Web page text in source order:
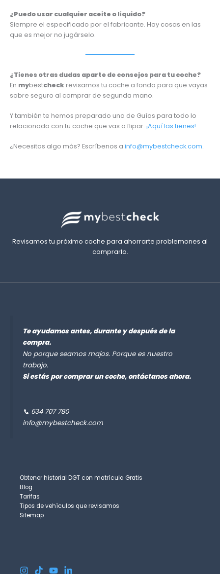
¿Puedo usar cualquier aceite o líquido?
Siempre el especificado por el fabricante. Hay cosas en las
que es mejor no jugárselo.
¿Tienes otras dudas aparte de consejos para tu coche?
En mybestcheck revisamos tu coche a fondo para que vayas
sobre seguro al comprar de segunda mano.
Y también te hemos preparado una de Guías para todo lo
relacionado con tu coche que vas a flipar. ¡Aquí las tienes!
¿Necesitas algo más? Escríbenos a info@mybestcheck.com.
Revisamos tu próximo coche para ahorrarte problemones al
comprarlo.
Te ayudamos antes, durante y después de la
compra.
No porque seamos majos. Porque es nuestro
trabajo.
Si estás por comprar un coche, ontáctanos ahora.
📞 634 707 780
info@mybestcheck.com
Obtener historial DGT con matrícula Gratis
Blog
Tarifas
Tipos de vehículos que revisamos
Sitemap